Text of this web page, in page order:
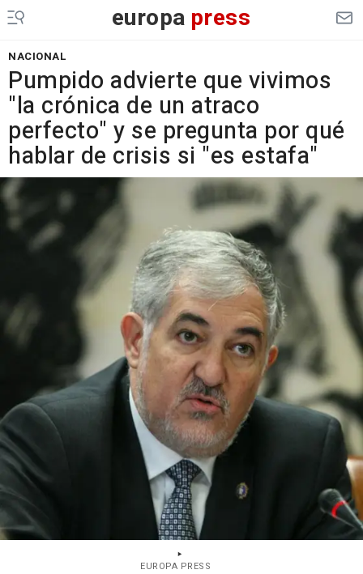
europa press
NACIONAL
Pumpido advierte que vivimos
"la crónica de un atraco
perfecto" y se pregunta por qué
hablar de crisis si "es estafa"
EUROPA PRESS